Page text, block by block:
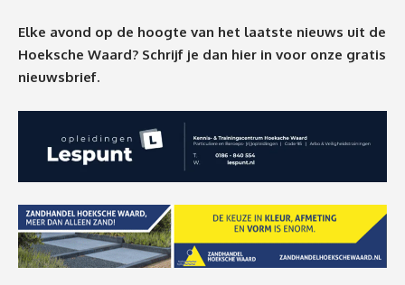
Elke avond op de hoogte van het laatste nieuws uit de
Hoeksche Waard? Schrijf je dan hier in voor onze gratis
nieuwsbrief.